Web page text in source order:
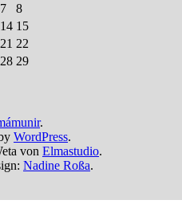
7
8
14 15
21 22
28 29
.
WordPress.
von Elmastudio.
Nadine Roßa.